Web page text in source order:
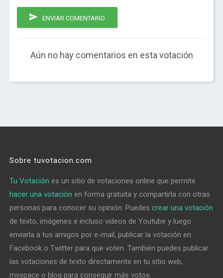
ENVIAR COMENTARIO
Aún no hay comentarios en esta votación
Sobre tuvotacion.com
Tu Votación es un sitio de votaciones online que permite
hacer una votación en forma gratuita y compartirla con otras
personas para conocer su opinión. Puedescrear una votación
de texto, imágenes e incluso videos de Youtube y luego
enviarla a tus amigos por e-mail, publicar la votación en
Facebook o Twitter para que voten. También puedes publicar
las votaciones de texto directamente en tu sitio web,
myspace o blog para conseguir más votos.